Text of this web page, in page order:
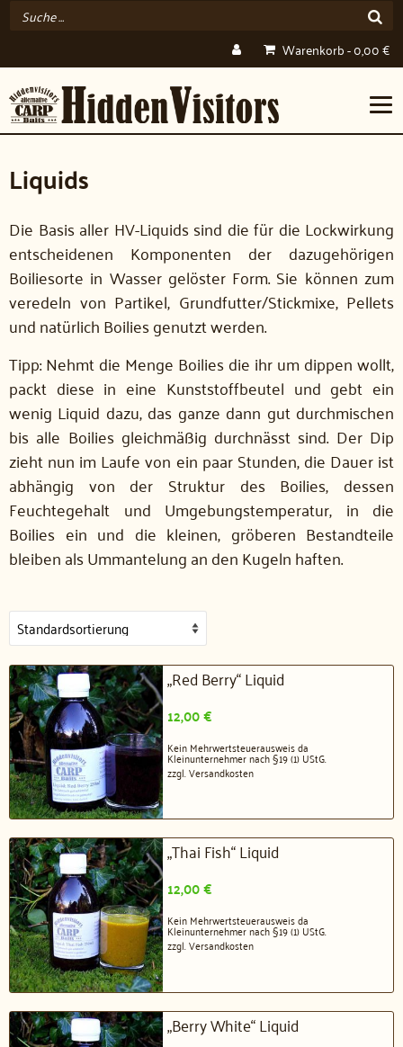
Warenkorb-0,00€
Liquids
Die Basis aller HV-Liquids sind die für die Lockwirkung
entscheidenen Komponenten der dazugehörigen
Boiliesorte in Wasser gelöster Form. Sie können zum
veredeln von Partikel, Grundfutter/Stickmixe, Pellets
und natürlich Boilies genutzt werden.
Tipp: Nehmt die Menge Boilies die ihr um dippen wollt,
packt diese in eine Kunststoffbeutel und gebt ein
wenig Liquid dazu, das ganze dann gut durchmischen
bis alle Boilies gleichmäßig durchnässt sind. Der Dip
zieht nun im Laufe von ein paar Stunden, die Dauer ist
abhängig von der Struktur des Boilies, dessen
Feuchtegehalt und Umgebungstemperatur, in die
Boilies ein und die kleinen, gröberen Bestandteile
bleiben als Ummantelung an den Kugeln haften.
„Red Berry“ Liquid
12,00€
Kein Mehrwertsteuerausweis da
Kleinunternehmer nach §19 (1) UStG.
zzgl.Versandkosten
„Thai Fish“ Liquid
12,00€
Kein Mehrwertsteuerausweis da
Kleinunternehmer nach §19 (1) UStG.
zzgl.Versandkosten
„Berry White“ Liquid